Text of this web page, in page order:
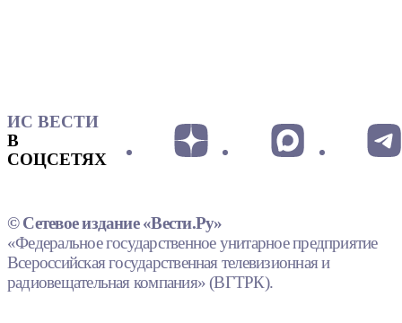
ИС ВЕСТИ
В
СОЦСЕТЯХ
© Сетевое издание «Вести.Ру»
«Федеральное государственное унитарное предприятие
Всероссийская государственная телевизионная и
радиовещательная компания» (ВГТРК).